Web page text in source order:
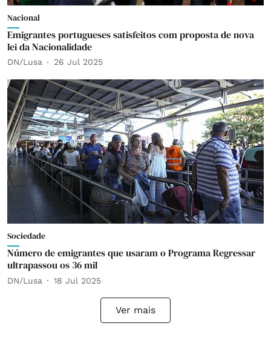
Nacional
Emigrantes portugueses satisfeitos com proposta de nova
lei da Nacionalidade
DN/Lusa 26 Jul 2025
Sociedade
Número de emigrantes que usaram o Programa Regressar
ultrapassou os 36 mil
DN/Lusa 18 Jul 2025
Ver mais